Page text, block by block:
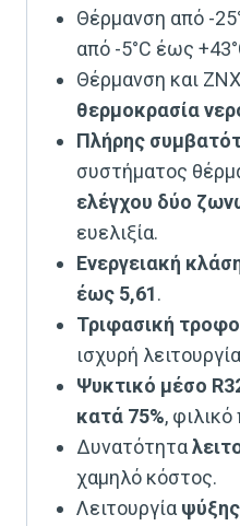
Θέρμανση από -
από -5°C έως
Θέρμανση και
θερμοκρασία
Πλήρης
συστήματος
ελέγχου δύο
ευελιξία.
Ενεργειακή
έως 5,61.
Τριφασική
ισχυρή
Ψυκτικό μέσο
κατά 75%,
Δυνατότητα
χαμηλό κόστος.
Λειτουργία